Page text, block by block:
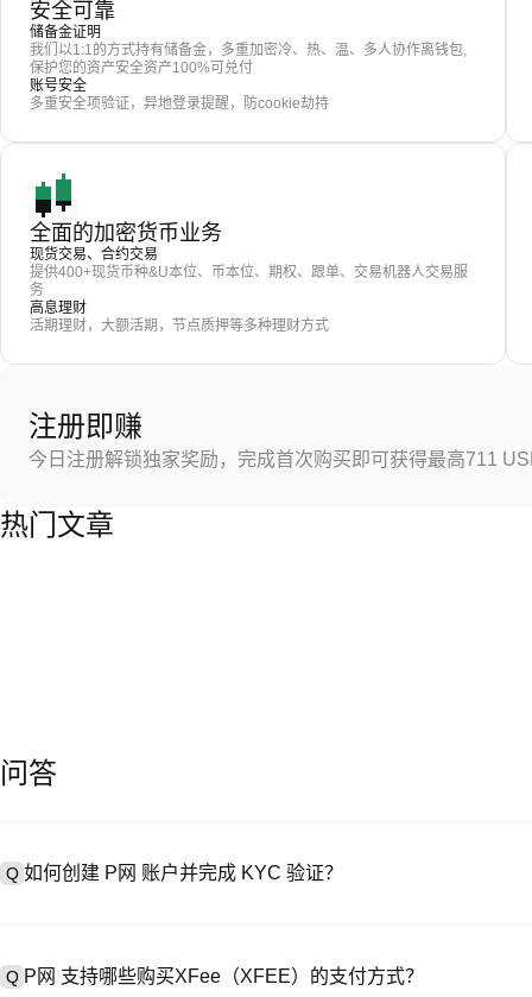
安全可靠
储备金证明
我们以1:1的方式持有储备金，多重加密冷、热、温、多人协作离钱包,
保护您的资产安全资产100%可兑付
账号安全
多重安全项验证，异地登录提醒，防cookie劫持
全面的加密货币业务
现货交易、合约交易
提供400+现货币种&U本位、币本位、期权、跟单、交易机器人交易服
务
高息理财
活期理财，大额活期，节点质押等多种理财方式
注册即赚
今日注册解锁独家奖励，完成首次购买即可获得最高711
热门文章
问答
Q 如何创建 P网 账户并完成 KYC 验证？
Q P网 支持哪些购买XFee（XFEE）的支付方式？